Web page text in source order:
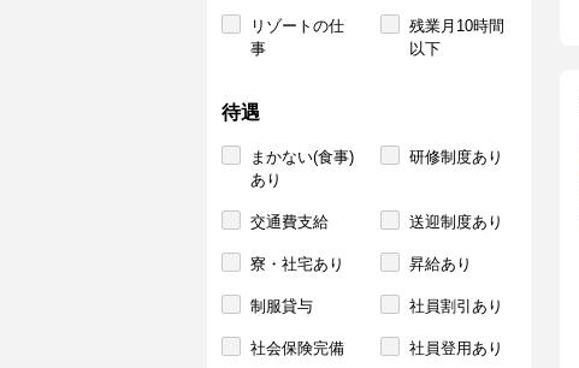
リゾートの仕
事
残業月10時間
以下
待遇
まかない(食事)
あり
研修制度あり
交通費支給 送迎制度あり
寮・社宅あり 昇給あり
制服貸与 社員割引あり
社会保険完備 社員登用あり